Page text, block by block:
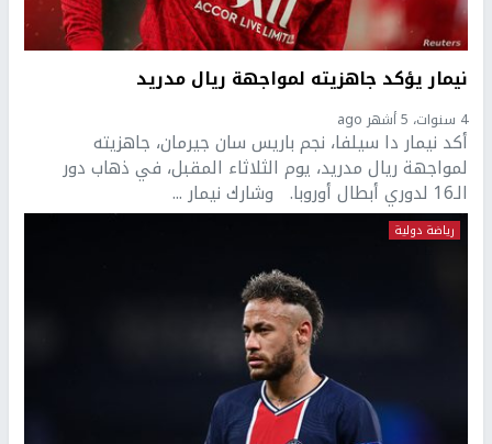
نيمار يؤكد جاهزيته لمواجهة ريال مدريد
4 سنوات، 5 أشهر ago
أكد نيمار دا سيلفا، نجم باريس سان جيرمان، جاهزيته
لمواجهة ريال مدريد، يوم الثلاثاء المقبل، في ذهاب دور
الـ16 لدوري أبطال أوروبا. وشارك نيمار ...
رياضة دولية